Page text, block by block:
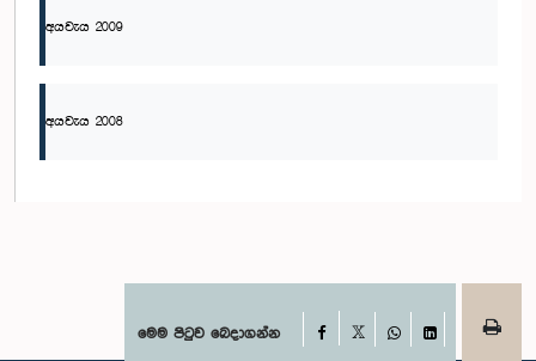
අයවැය 2009
අයවැය 2008
මෙම පිටුව බෙදාගන්න Facebook
WhatsAppLinkedIn